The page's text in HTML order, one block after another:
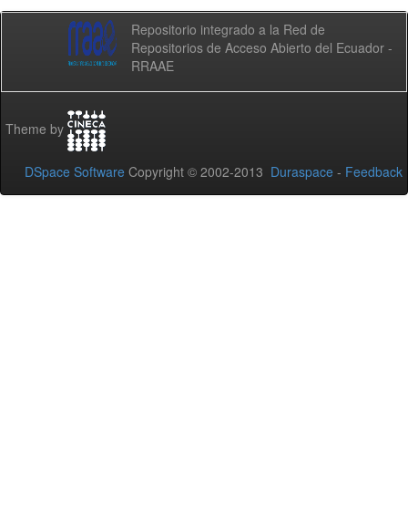
Repositorio integrado a la Red de
Repositorios de Acceso Abierto del Ecuador -
RRAAE
Theme by
DSpace Software Copyright © 2002-2013 Duraspace - Feedback